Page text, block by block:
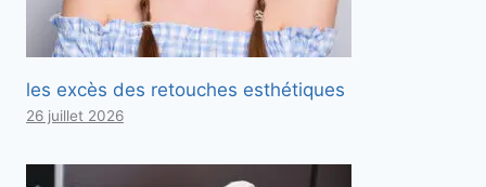
les excès des retouches esthétiques
26 juillet 2026